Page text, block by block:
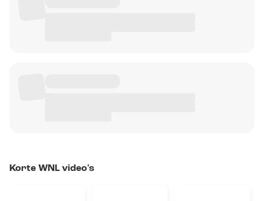
Korte WNL video's